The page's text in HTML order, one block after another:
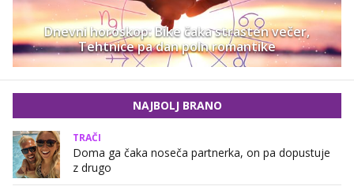
Dnevni horoskop: Bike čaka strasten večer,
Tehtnice pa dan poln romantike
NAJBOLJ BRANO
TRAČI
Doma ga čaka noseča partnerka, on pa dopustuje
z drugo